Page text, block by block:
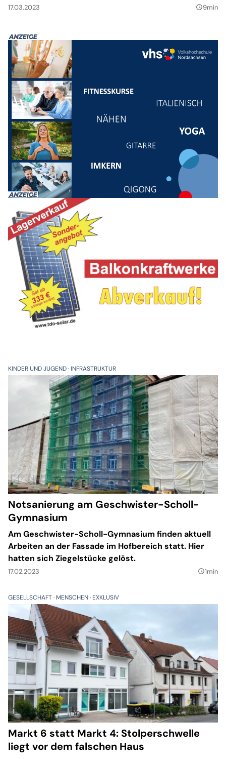
warum?
17.03.2023 query_builder9min
KINDER UND JUGEND INFRASTRUKTUR
Notsanierung am Geschwister-Scholl-
Gymnasium
Am Geschwister-Scholl-Gymnasium finden aktuell
Arbeiten an der Fassade im Hofbereich statt. Hier
hatten sich Ziegelstücke gelöst.
17.02.2023 query_builder1min
GESELLSCHAFT MENSCHEN EXKLUSIV
Markt 6 statt Markt 4: Stolperschwelle
liegt vor dem falschen Haus